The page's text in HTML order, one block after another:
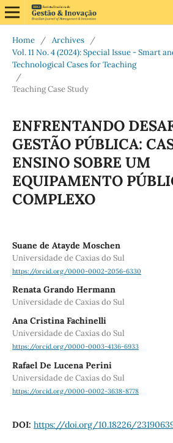
Home / Archives
/
Vol. 11 No. 4 (2024): Special Issue - Smart
Technological Cases for Teaching
/
Teaching Case Study
ENFRENTANDO
GESTÃO PÚBLICA:
ENSINO SOBRE UM
EQUIPAMENTO
COMPLEXO
Suane de Atayde Moschen
Universidade de Caxias do Sul
https://orcid.org/0000-0002-2056-6330
Renata Grando Hermann
Universidade de Caxias do Sul
Ana Cristina Fachinelli
Universidade de Caxias do Sul
https://orcid.org/0000-0003-4136-6933
Rafael De Lucena Perini
Universidade de Caxias do Sul
https://orcid.org/0000-0002-3638-8778
DOI: https://doi.org/10.18226/